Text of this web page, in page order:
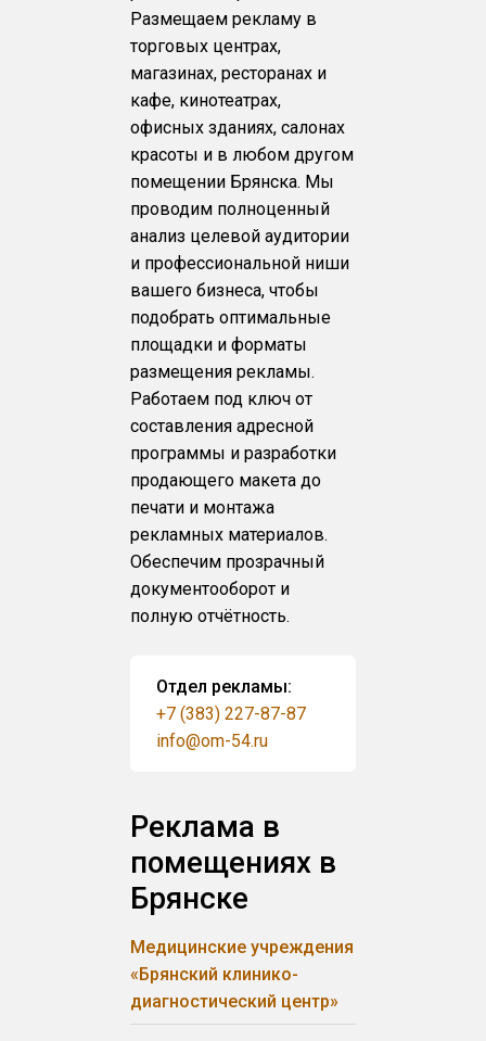
Размещаем рекламу в
торговых центрах,
магазинах, ресторанах и
кафе, кинотеатрах,
офисных зданиях, салонах
красоты и в любом другом
помещении Брянска. Мы
проводим полноценный
анализ целевой аудитории
и профессиональной ниши
вашего бизнеса, чтобы
подобрать оптимальные
площадки и форматы
размещения рекламы.
Работаем под ключ от
составления адресной
программы и разработки
продающего макета до
печати и монтажа
рекламных материалов.
Обеспечим прозрачный
документооборот и
полную отчётность.
Отдел рекламы:
+7 (383) 227-87-87
info@om-54.ru
Реклама в
помещениях в
Брянске
Медицинские учреждения
«Брянский клинико-
диагностический центр»